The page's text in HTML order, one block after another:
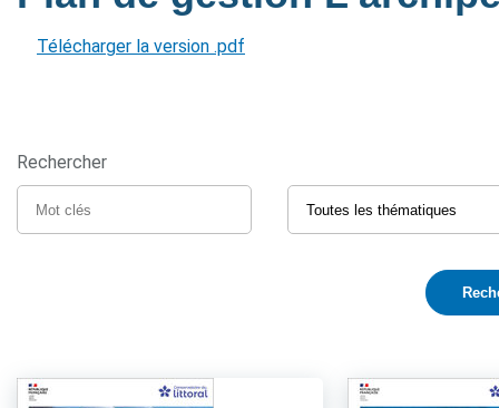
Télécharger la version .pdf
Rechercher